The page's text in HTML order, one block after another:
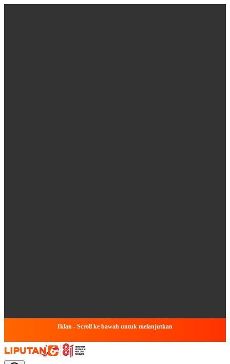
Iklan - Scroll ke bawah untuk melanjutkan